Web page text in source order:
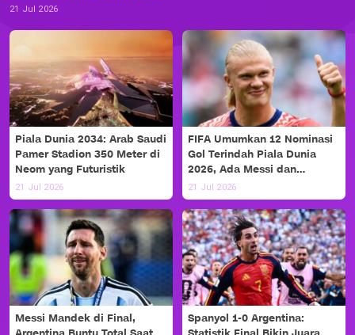
21 Jul 2026
Piala Dunia 2034: Arab Saudi
Pamer Stadion 350 Meter di
Neom yang Futuristik
21 Jul 2026
FIFA Umumkan 12 Nominasi
Gol Terindah Piala Dunia
2026, Ada Messi dan
Haaland!
21 Jul 2026
Messi Mandek di Final,
Spanyol 1-0 Argentina: